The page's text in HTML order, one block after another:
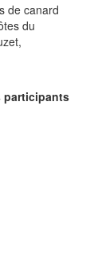
de canard
du
participants